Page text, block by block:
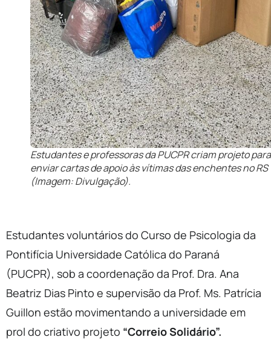
Estudantes e professoras da PUCPR criam projeto para
enviar cartas de apoio às vítimas das enchentes no RS
(Imagem: Divulgação).
Estudantes voluntários do Curso de Psicologia da
Pontifícia Universidade Católica do Paraná
(PUCPR), sob a coordenação da Prof. Dra. Ana
Beatriz Dias Pinto e supervisão da Prof. Ms. Patrícia
Guillon estão movimentando a universidade em
prol do criativo projeto “Correio Solidário”.